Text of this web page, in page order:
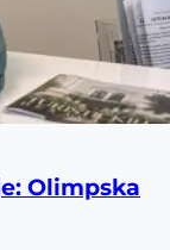
Olimpska